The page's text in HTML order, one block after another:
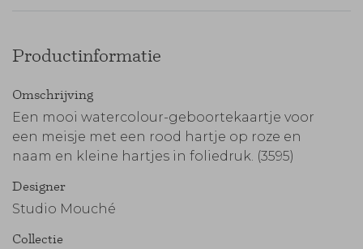
Productinformatie
Omschrijving
Een mooi watercolour-geboortekaartje voor
een meisje met een rood hartje op roze en
naam en kleine hartjes in foliedruk. (3595)
Designer
Studio Mouché
Collectie